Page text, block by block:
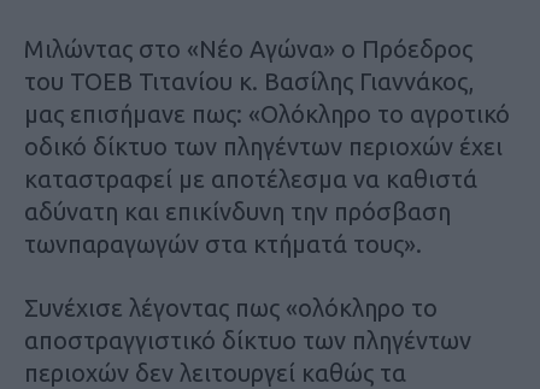
Μιλώντας στο «Νέο Αγώνα» ο Πρόεδρος
του ΤΟΕΒ Τιτανίου κ. Βασίλης Γιαννάκος,
μας επισήμανε πως: «Ολόκληρο το αγροτικό
οδικό δίκτυο των πληγέντων περιοχών έχει
καταστραφεί με αποτέλεσμα να καθιστά
αδύνατη και επικίνδυνη την πρόσβαση
τωνπαραγωγών στα κτήματά τους».
Συνέχισε λέγοντας πως «ολόκληρο το
αποστραγγιστικό δίκτυο των πληγέντων
περιοχών δεν λειτουργεί καθώς τα